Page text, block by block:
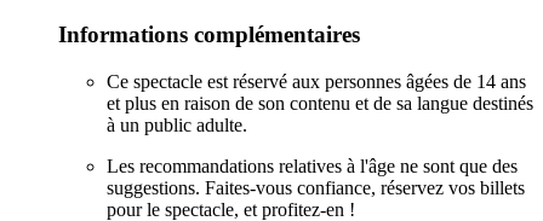
Informations complémentaires
Ce spectacle est réservé aux personnes âgées de 14 ans
et plus en raison de son contenu et de sa langue destinés
à un public adulte.
Les recommandations relatives à l'âge ne sont que des
suggestions. Faites-vous confiance, réservez vos billets
pour le spectacle, et profitez-en !